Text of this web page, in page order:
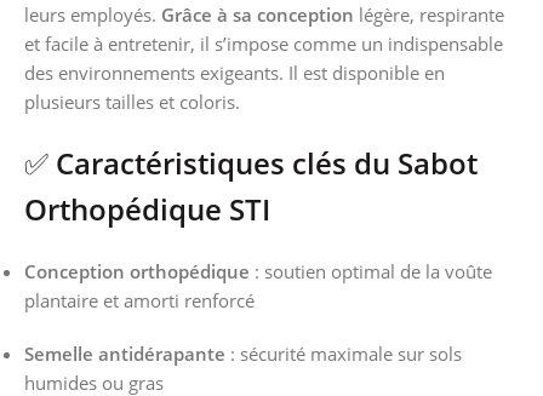
leurs employés. Grâce à sa conception légère, respirante
et facile à entretenir, il s’impose comme un indispensable
des environnements exigeants. Il est disponible en
plusieurs tailles et coloris.
✅ Caractéristiques clés du Sabot
Orthopédique STI
Conception orthopédique : soutien optimal de la voûte
plantaire et amorti renforcé
Semelle antidérapante : sécurité maximale sur sols
humides ou gras